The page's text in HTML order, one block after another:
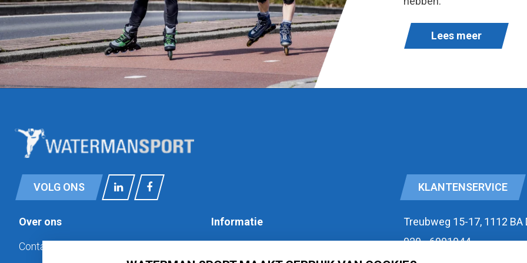
Lees meer
VOLG ONS
Over ons
Contact
Informatie
KLANTENSERVICE
Treubweg 15-17, 1112 BA
020 - 6901044